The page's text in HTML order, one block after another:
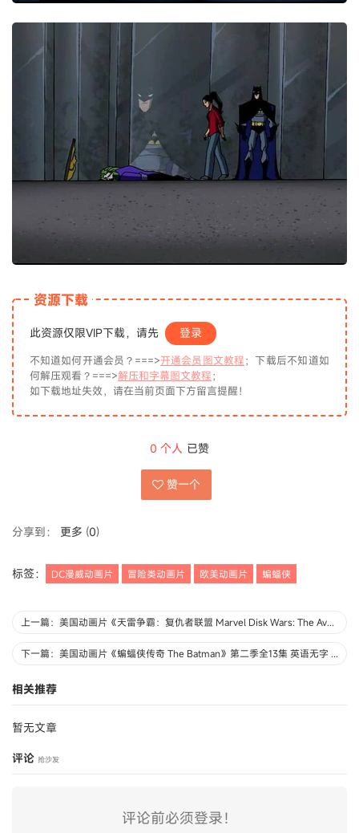
资源下载
此资源仅限VIP下载，请先 登录
不知道如何开通会员？===>开通会员图文教程；下载后不知道如
何解压观看？===>解压和字幕图文教程；
如下载地址失效，请在当前页面下方留言提醒！
0 个人 已赞
赞一个
分享到： 更多 (0)
标签： DC漫威动画片 冒险类动画片 欧美动画片 蝙蝠侠
上一篇：美国动画片《天雷争霸：复仇者联盟 Marvel Disk Wars: The Avengers》全51集 日语中字 高清/MP4/3.9G 动画片复仇者系列下载
下一篇：美国动画片《蝙蝠侠传奇 The Batman》第二季全13集 英语无字 高清/MKV/1.27G 蝙蝠侠系列动画片下载
相关推荐
暂无文章
评论 抢沙发
评论前必须登录！